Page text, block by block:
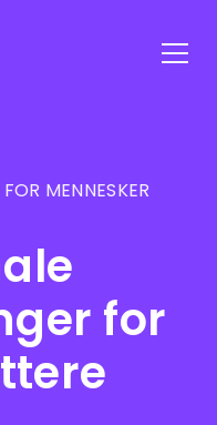
MENNESKER
for